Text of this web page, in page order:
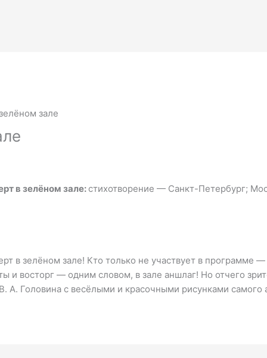
зале
в зелёном зале: стихотворение — Санкт-Петербург;
в зелёном зале! Кто только не участвует в программе
восторг — одним словом, в зале аншлаг! Но отчего
А. Головина с весёлыми и красочными рисунками самого